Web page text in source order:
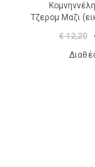
Τζερομ Μαζι
€ 12,20